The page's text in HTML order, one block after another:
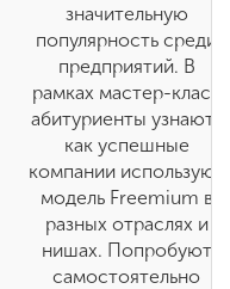
значительную
популярность среди
предприятий. В
рамках мастер-класс
абитуриенты узнают,
как успешные
компании используют
модель Freemium в
разных отраслях и
нишах. Попробуют
самостоятельно